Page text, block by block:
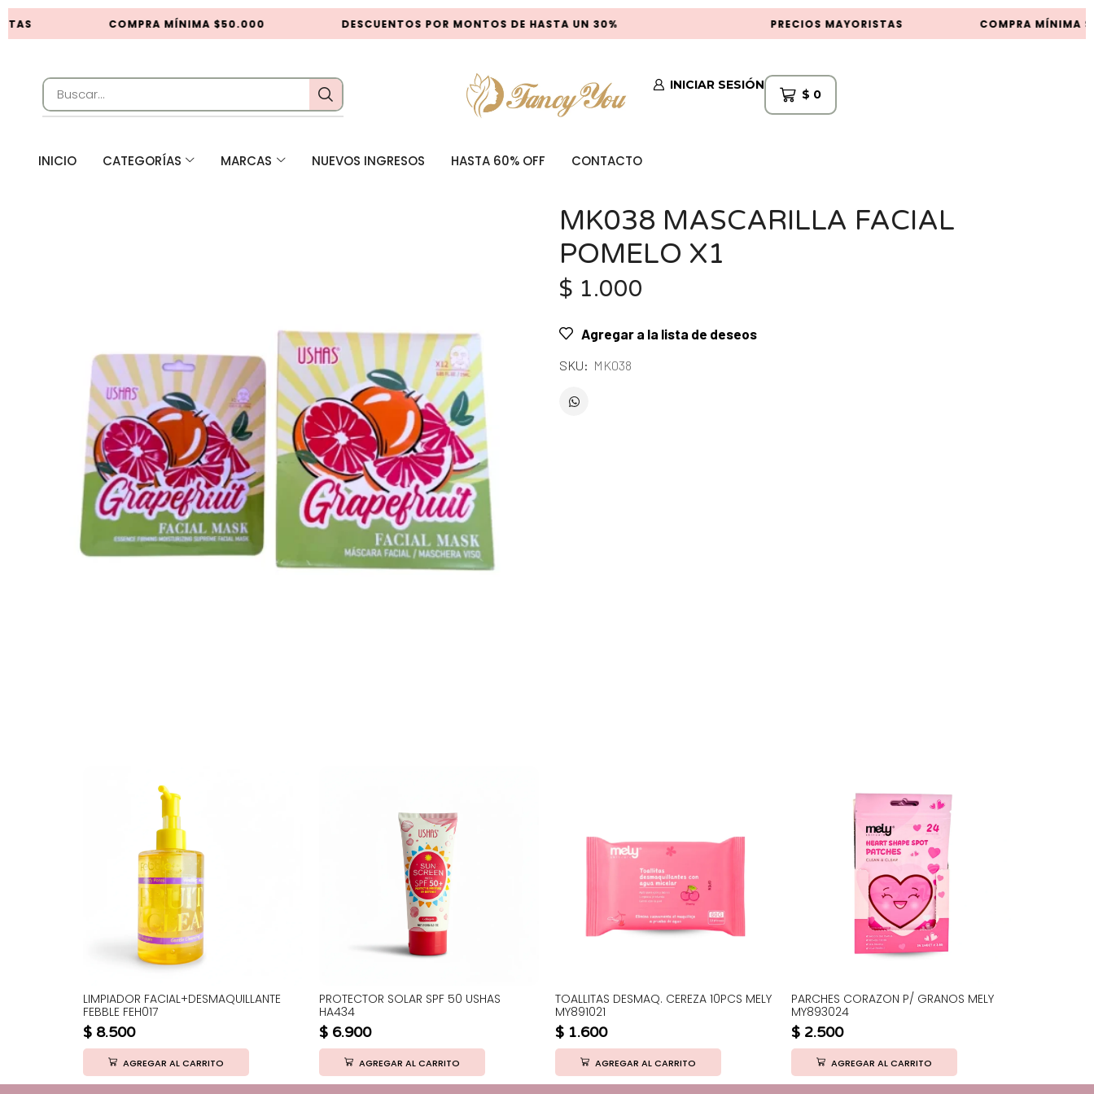
COMPRA MÍNIMA $50.000 DESCUENTOS POR MONTOS DE HASTA UN 30% PRECIOS MAYORISTAS COMPRA MÍNIMA
INICIAR SESIÓN
$ 0
INICIO CATEGORÍAS MARCAS NUEVOS INGRESOS HASTA 60% OFF CONTACTO
MK038 MASCARILLA FACIAL
POMELO X1
$ 1.000
Agregar a la lista de deseos
SKU: MK038
LIMPIADOR FACIAL+DESMAQUILLANTE
FEBBLE FEH017
$ 8.500
AGREGAR AL CARRITO
PROTECTOR SOLAR SPF 50 USHAS
HA434
$ 6.900
AGREGAR AL CARRITO
TOALLITAS DESMAQ. CEREZA 10PCS MELY
MY891021
$ 1.600
AGREGAR AL CARRITO
PARCHES CORAZON P/ GRANOS MELY
MY893024
$ 2.500
AGREGAR AL CARRITO